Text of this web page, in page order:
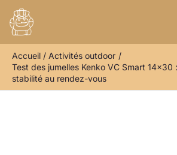
contenu
Accueil
Activités outdoor
Test des jumelles Kenko VC Smart 14×30
stabilité au rendez-vous
e
h
e
r